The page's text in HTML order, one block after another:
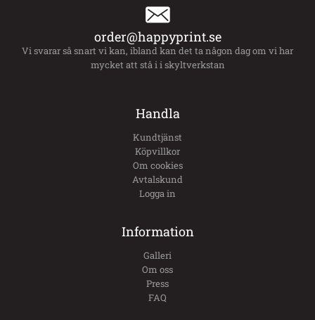
order@happyprint.se
Vi svarar så snart vi kan, ibland kan det ta någon dag om vi har
mycket att stå i i skyltverkstan
Handla
Kundtjänst
Köpvillkor
Om cookies
Avtalskund
Logga in
Information
Galleri
Om oss
Press
FAQ